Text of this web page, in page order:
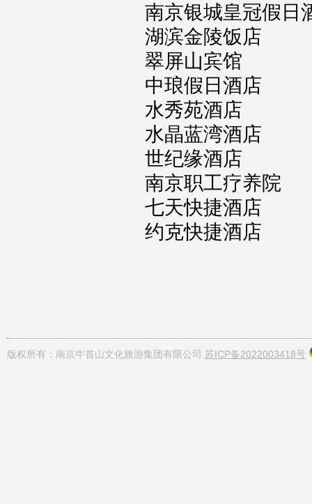
南京银城皇冠假日
湖滨金陵饭店
翠屏山宾馆
中琅假日酒店
水秀苑酒店
水晶蓝湾酒店
世纪缘酒店
南京职工疗养院
七天快捷酒店
约克快捷酒店
版权所有：南京牛首山文化旅游集团有限公司 苏ICP备2022003418号